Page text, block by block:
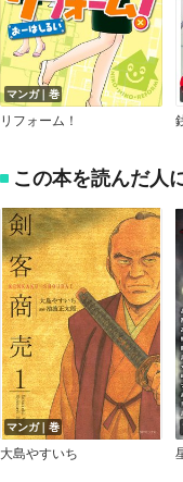
マンガ｜巻
リフォーム！
この本を読んだ人
マンガ｜巻
大島やすいち